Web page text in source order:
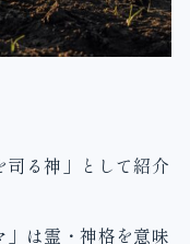
る神」として紹介
」は霊・神格を意味